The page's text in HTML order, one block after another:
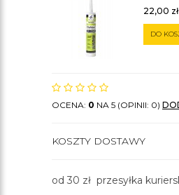
22,00 zł
DO
OCENA: 0 NA 5 (OPINII: 0)
KOSZTY DOSTAWY
od 30 zł przesyłka